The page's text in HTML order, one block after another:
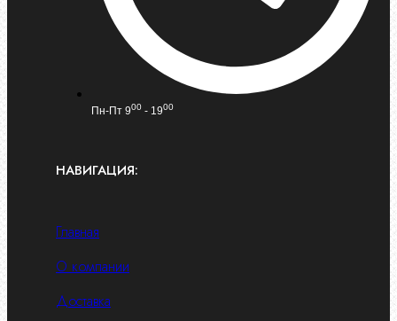
Пн-Пт 900 - 1900
НАВИГАЦИЯ:
Главная
О компании
Доставка